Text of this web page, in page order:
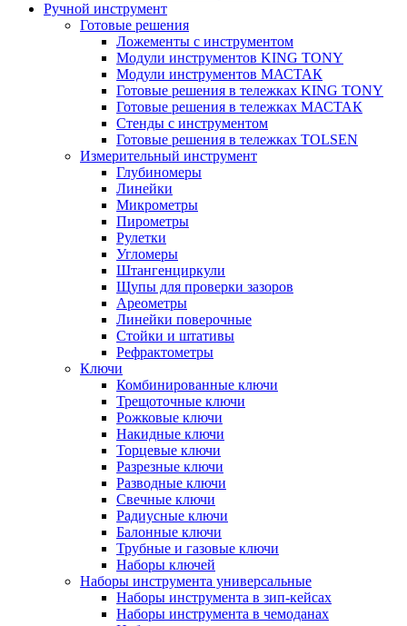
Ручной инструмент
Готовые решения
Ложементы с инструментом
Модули инструментов KING TONY
Модули инструментов МАСТАК
Готовые решения в тележках KING TONY
Готовые решения в тележках МАСТАК
Стенды с инструментом
Готовые решения в тележках TOLSEN
Измерительный инструмент
Глубиномеры
Линейки
Микрометры
Пирометры
Рулетки
Угломеры
Штангенциркули
Щупы для проверки зазоров
Ареометры
Линейки поверочные
Стойки и штативы
Рефрактометры
Ключи
Комбинированные ключи
Трещоточные ключи
Рожковые ключи
Накидные ключи
Торцевые ключи
Разрезные ключи
Разводные ключи
Свечные ключи
Радиусные ключи
Балонные ключи
Трубные и газовые ключи
Наборы ключей
Наборы инструмента универсальные
Наборы инструмента в зип-кейсах
Наборы инструмента в чемоданах